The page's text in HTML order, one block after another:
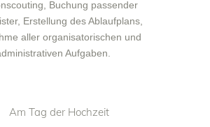
Buchung passender
Erstellung des Ablaufplans,
aller organisatorischen und
Aufgaben.